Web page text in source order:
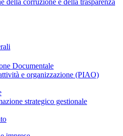
Documentale
e organizzazione (PIAO)
strategico gestionale